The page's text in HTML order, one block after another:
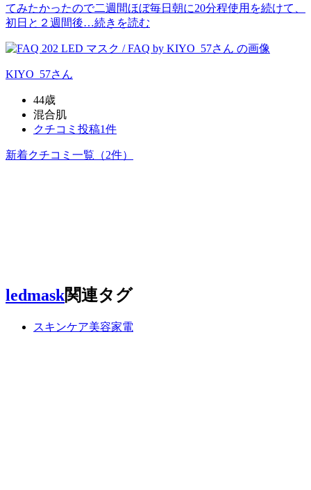
てみたかったので二週間ほぼ毎日朝に20分程使用を続けて、
初日と２週間後…続きを読む
KIYO_57さん
44歳
混合肌
クチコミ投稿1件
新着クチコミ一覧 （2件）
ledmask関連タグ
スキンケア美容家電